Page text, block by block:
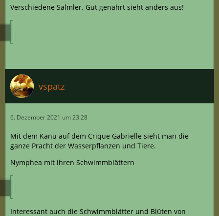
Verschiedene Salmler. Gut genährt sieht anders aus!
vspatz
6. Dezember 2021 um 23:28
Mit dem Kanu auf dem Crique Gabrielle sieht man die
ganze Pracht der Wasserpflanzen und Tiere.
Nymphea mit ihren Schwimmblättern
Interessant auch die Schwimmblätter und Blüten von